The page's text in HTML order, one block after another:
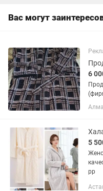
Вас могут
6
5
рр